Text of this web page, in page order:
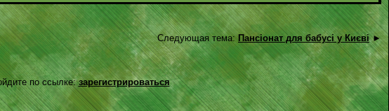
Следующая тема: Пансіонат для бабусі у Києві►
по ссылке:зарегистрироваться